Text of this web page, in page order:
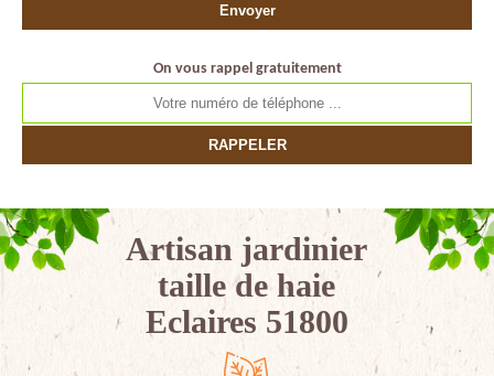
On vous rappel gratuitement
Artisan jardinier
taille de haie
Eclaires 51800